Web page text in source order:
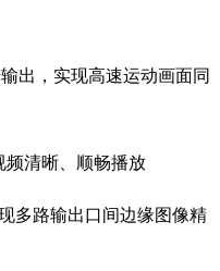
出，实现高速运动画面同
清晰、顺畅播放
多路输出口间边缘图像精